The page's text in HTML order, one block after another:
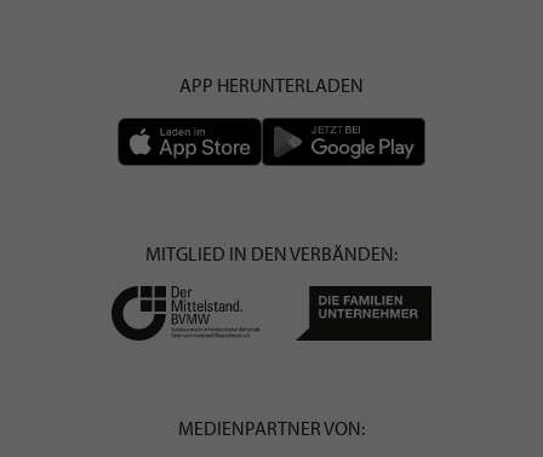
APP HERUNTERLADEN
MITGLIED IN DEN VERBÄNDEN:
MEDIENPARTNER VON: